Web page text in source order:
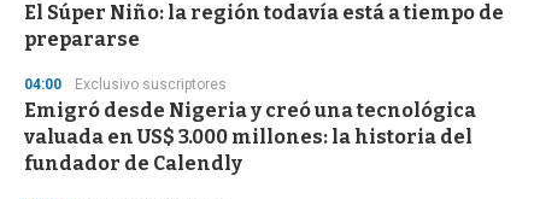
El Súper Niño: la región todavía está a tiempo de
prepararse
04:00 Exclusivo suscriptores
Emigró desde Nigeria y creó una tecnológica
valuada en US$ 3.000 millones: la historia del
fundador de Calendly